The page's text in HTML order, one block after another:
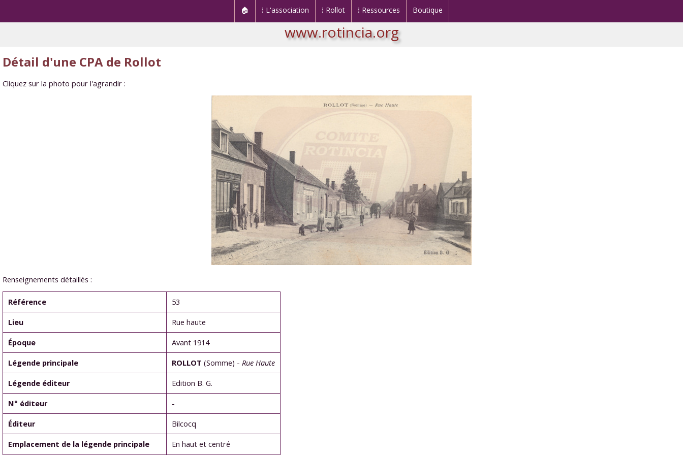
🏠 ⁞ L'association ⁞ Rollot ⁞ Ressources Boutique
www.rotincia.org
Détail d'une CPA de Rollot
Cliquez sur la photo pour l'agrandir :
Renseignements détaillés :
Référence 53
Lieu Rue haute
Époque Avant 1914
Légende principale ROLLOT (Somme) - Rue Haute
Légende éditeur Edition B. G.
N° éditeur -
Éditeur Bilcocq
Emplacement de la légende principale En haut et centré